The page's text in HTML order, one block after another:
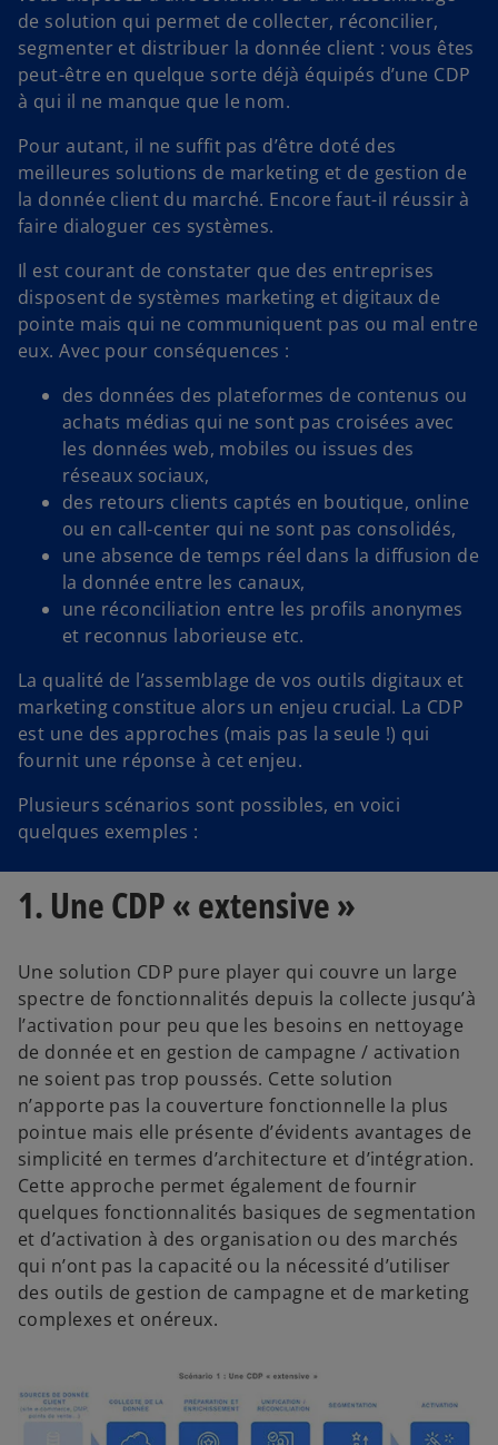
de solution qui permet de collecter, réconcilier,
segmenter et distribuer la donnée client : vous êtes
peut-être en quelque sorte déjà équipés d’une CDP
à qui il ne manque que le nom.
Pour autant, il ne suffit pas d’être doté des
meilleures solutions de marketing et de gestion de
la donnée client du marché. Encore faut-il réussir à
faire dialoguer ces systèmes.
Il est courant de constater que des entreprises
disposent de systèmes marketing et digitaux de
pointe mais qui ne communiquent pas ou mal entre
eux. Avec pour conséquences :
des données des plateformes de contenus ou
achats médias qui ne sont pas croisées avec
les données web, mobiles ou issues des
réseaux sociaux,
des retours clients captés en boutique, online
ou en call-center qui ne sont pas consolidés,
une absence de temps réel dans la diffusion de
la donnée entre les canaux,
une réconciliation entre les profils anonymes
et reconnus laborieuse etc.
La qualité de l’assemblage de vos outils digitaux et
marketing constitue alors un enjeu crucial. La CDP
est une des approches (mais pas la seule !) qui
fournit une réponse à cet enjeu.
Plusieurs scénarios sont possibles, en voici
quelques exemples :
1. Une CDP « extensive »
Une solution CDP pure player qui couvre un large
spectre de fonctionnalités depuis la collecte jusqu’à
l’activation pour peu que les besoins en nettoyage
de donnée et en gestion de campagne / activation
ne soient pas trop poussés. Cette solution
n’apporte pas la couverture fonctionnelle la plus
pointue mais elle présente d’évidents avantages de
simplicité en termes d’architecture et d’intégration.
Cette approche permet également de fournir
quelques fonctionnalités basiques de segmentation
et d’activation à des organisation ou des marchés
qui n’ont pas la capacité ou la nécessité d’utiliser
des outils de gestion de campagne et de marketing
complexes et onéreux.